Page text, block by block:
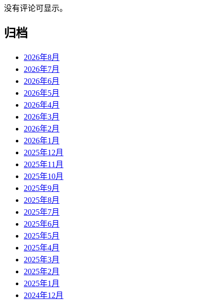
没有评论可显示。
归档
2026年8月
2026年7月
2026年6月
2026年5月
2026年4月
2026年3月
2026年2月
2026年1月
2025年12月
2025年11月
2025年10月
2025年9月
2025年8月
2025年7月
2025年6月
2025年5月
2025年4月
2025年3月
2025年2月
2025年1月
2024年12月